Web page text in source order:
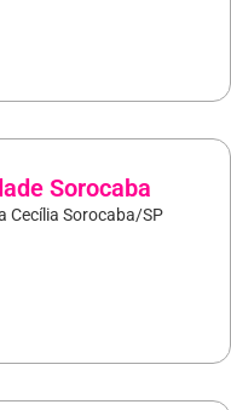
Sorocaba
Cecília Sorocaba/SP